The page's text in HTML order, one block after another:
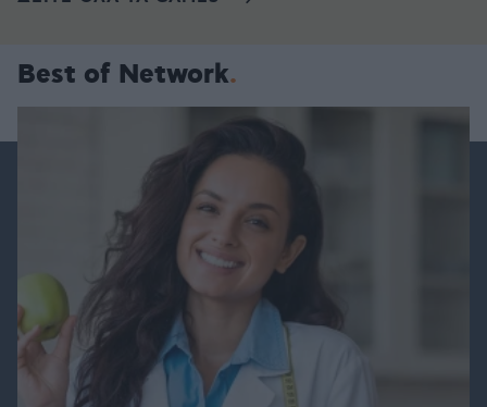
Best of Network